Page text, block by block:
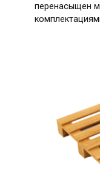
перенасыщен